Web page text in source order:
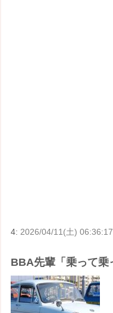
4: 2026/04/11(土)
BBA先輩「乗って乗